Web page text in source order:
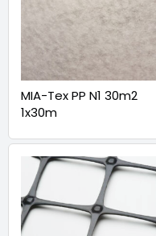
MIA-Tex PP N1 30m2
1x30m